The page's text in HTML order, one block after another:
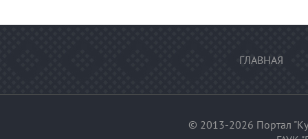
ГЛАВНАЯ
© 2013-2026 Портал